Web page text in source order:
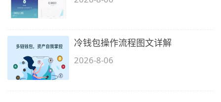
冷钱包操作流程图文详解
2026-8-06